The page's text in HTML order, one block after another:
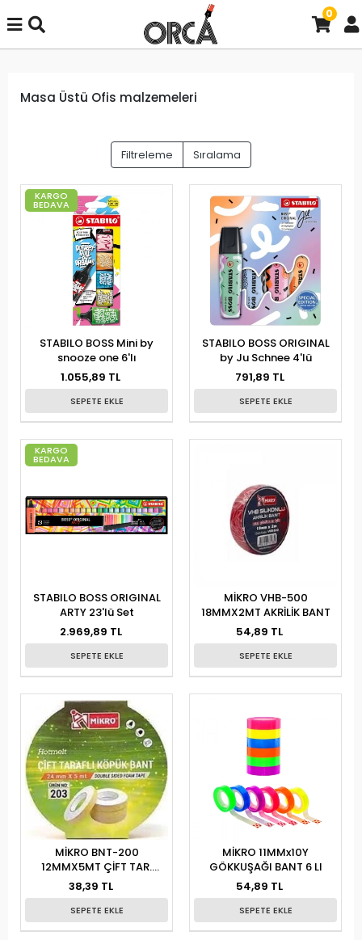
0
Masa Üstü Ofis malzemeleri
Filtreleme Sıralama
KARGO
BEDAVA
STABILO BOSS Mini by
snooze one 6'lı
1.055,89 TL
SEPETE EKLE
STABILO BOSS ORIGINAL
by Ju Schnee 4'lü
791,89 TL
SEPETE EKLE
KARGO
BEDAVA
STABILO BOSS ORIGINAL
ARTY 23'lü Set
2.969,89 TL
SEPETE EKLE
MİKRO VHB-500
18MMX2MT AKRİLİK BANT
54,89 TL
SEPETE EKLE
MİKRO BNT-200
12MMX5MT ÇİFT TAR.
KÖPÜK BANT 24 LÜ
38,39 TL
SEPETE EKLE
MİKRO 11MMx10Y
GÖKKUŞAĞI BANT 6 LI
54,89 TL
SEPETE EKLE